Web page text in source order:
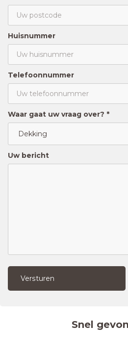
Huisnummer
Telefoonnummer
Waar gaat uw vraag over? *
Uw bericht
Versturen
Snel